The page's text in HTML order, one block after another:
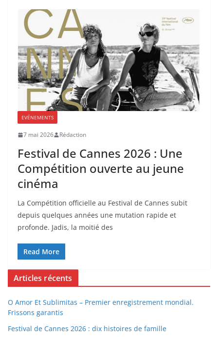
EVÉNEMENTS
7 mai 2026 Rédaction
Festival de Cannes 2026 : Une
Compétition ouverte au jeune
cinéma
La Compétition officielle au Festival de Cannes subit
depuis quelques années une mutation rapide et
profonde. Jadis, la moitié des
Read More
Articles récents
O Amor Et Sublimitas – Premier enregistrement mondial.
Frissons garantis
Festival de Cannes 2026 : dix histoires de famille